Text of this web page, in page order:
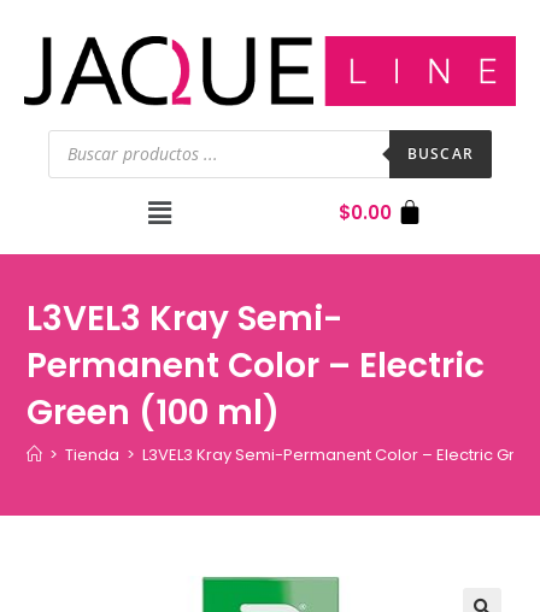
BUSCAR
$0.00
L3VEL3 Kray Semi-
Permanent Color – Electric
Green (100 ml)
> Tienda > L3VEL3 Kray Semi-Permanent Color – Electric